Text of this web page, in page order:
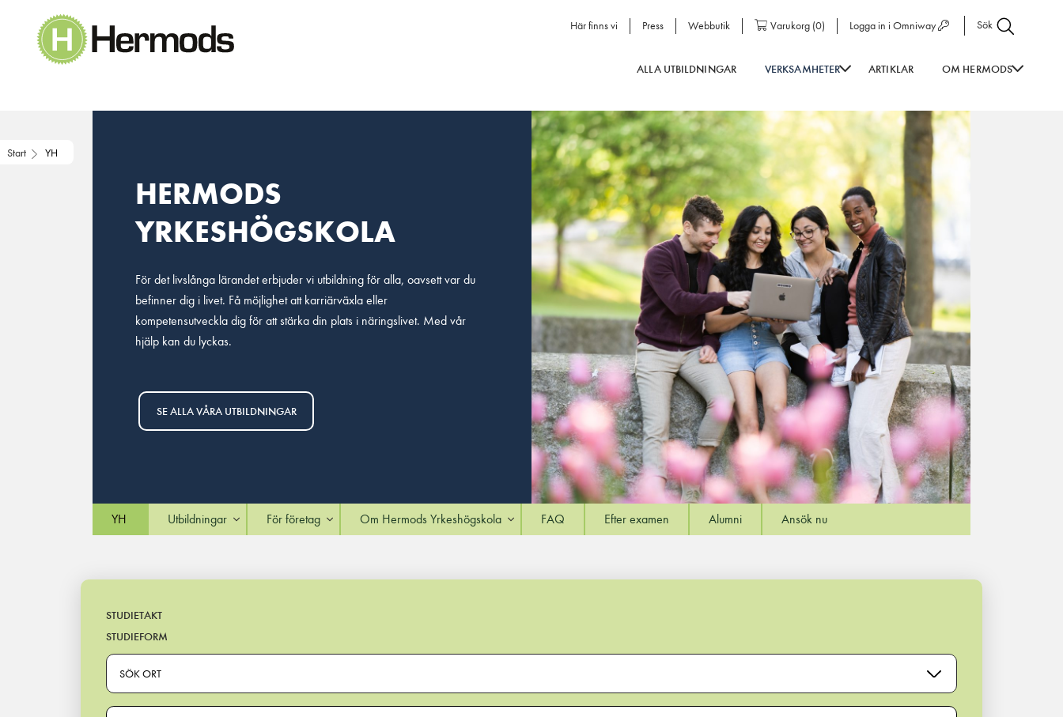
Här finns vi Press Webbutik Varukorg (0) Logga in i Omniway Sök
ALLA UTBILDNINGAR VERKSAMHETER ARTIKLAR OM HERMODS
Start YH
HERMODS
YRKESHÖGSKOLA
För det livslånga lärandet erbjuder vi utbildning för alla, oavsett var du
befinner dig i livet. Få möjlighet att karriärväxla eller
kompetensutveckla dig för att stärka din plats i näringslivet. Med vår
hjälp kan du lyckas.
SE ALLA VÅRA UTBILDNINGAR
YH Utbildningar För företag Om Hermods Yrkeshögskola FAQ Efter examen Alumni Ansök nu
STUDIETAKT
STUDIEFORM
SÖK ORT